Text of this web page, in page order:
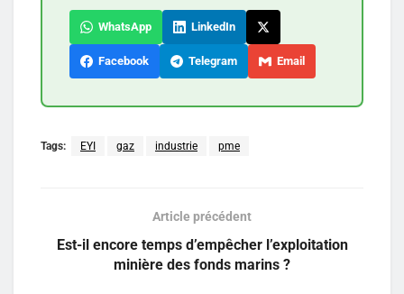
WhatsApp LinkedIn
Facebook Telegram Email
Tags: EYI gaz industrie pme
Article précédent
Est-il encore temps d’empêcher l’exploitation
minière des fonds marins ?